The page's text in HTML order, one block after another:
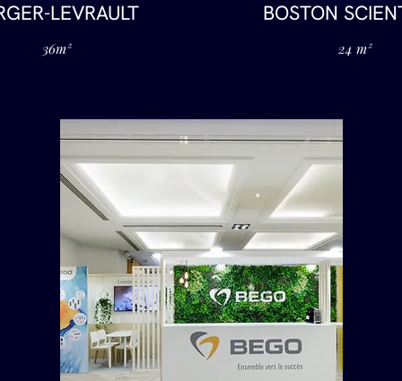
LEVRAULT
36m²
BOSTON
24 m²